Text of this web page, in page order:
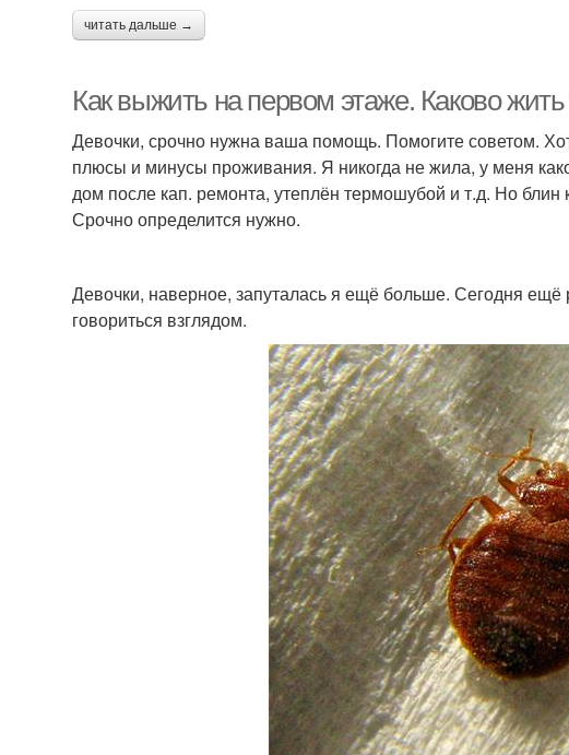
читать дальше →
Как выжить на первом этаже. Каково
Девочки, срочно нужна ваша помощь. Помогите советом.
плюсы и минусы проживания. Я никогда не жила, у меня
дом после кап. ремонта, утеплён термошубой и т.д. Но
Срочно определится нужно.
Девочки, наверное, запуталась я ещё больше. Сегодня ещё
говориться взглядом.